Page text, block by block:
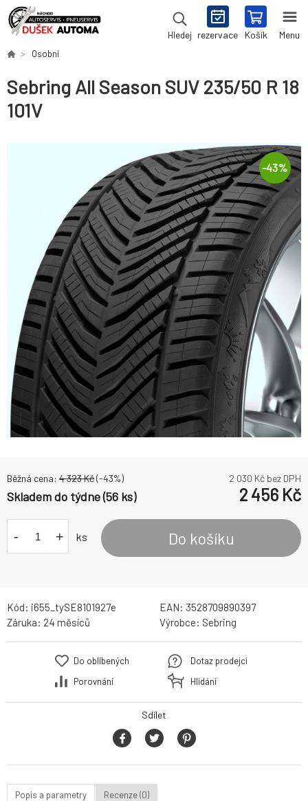
Hledej rezervace Košík Menu
Osobní
Sebring All Season SUV 235/50 R 18
101V
-43%
Běžná cena: 4 323Kč(-43%) 2 030 Kč bez DPH
Skladem do týdne (56 ks) 2 456 Kč
- + ks Do košíku
Kód: i655_tySE8101927e EAN: 3528709890397
Záruka: 24 měsíců Výrobce: Sebring
Do oblíbených
Porovnání
Dotaz prodejci
Hlídání
Sdílet
Popis a parametry Recenze (0)